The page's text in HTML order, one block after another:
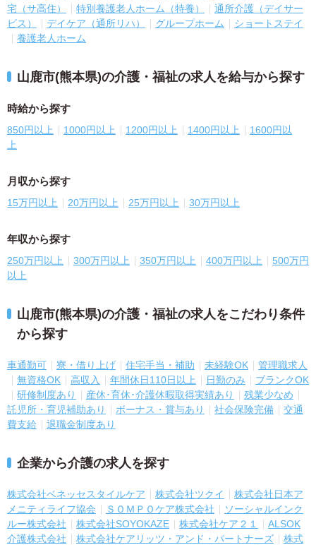
宅（サ高住）
特別養護老人ホーム（特養）
通所介護（デイサー
ビス）
デイケア（通所リハ） グループホーム
ショートステイ
養護老人ホーム
山鹿市(熊本県)の介護・福祉の求人を給与から探す
時給から探す
850円以上 1000円以上 1200円以上 1400円以上
1600円以
上
月収から探す
15万円以上 20万円以上 25万円以上 30万円以上
年収から探す
250万円以上 300万円以上 350万円以上 400万円以上
500万円
以上
山鹿市(熊本県)の介護・福祉の求人をこだわり条件
から探す
車通勤可 寮・借り上げ 住宅手当・補助 未経験OK
管理職求人
無資格OK
高収入 年間休日110日以上 日勤のみ
ブランクOK
研修制度あり
産休･育休･介護休暇取得実績あり
残業少なめ
託児所・育児補助あり
ボーナス・賞与あり 社会保険完備
交通
費支給
退職金制度あり
企業から介護の求人を探す
株式会社ベネッセスタイルケア 株式会社ツクイ
株式会社日本ア
メニティライフ協会
ＳＯＭＰＯケア株式会社
ソーシャルインク
ルー株式会社
株式会社SOYOKAZE 株式会社ケア２１
ALSOK
介護株式会社
株式会社ケアリッツ・アンド・パートナーズ
株式